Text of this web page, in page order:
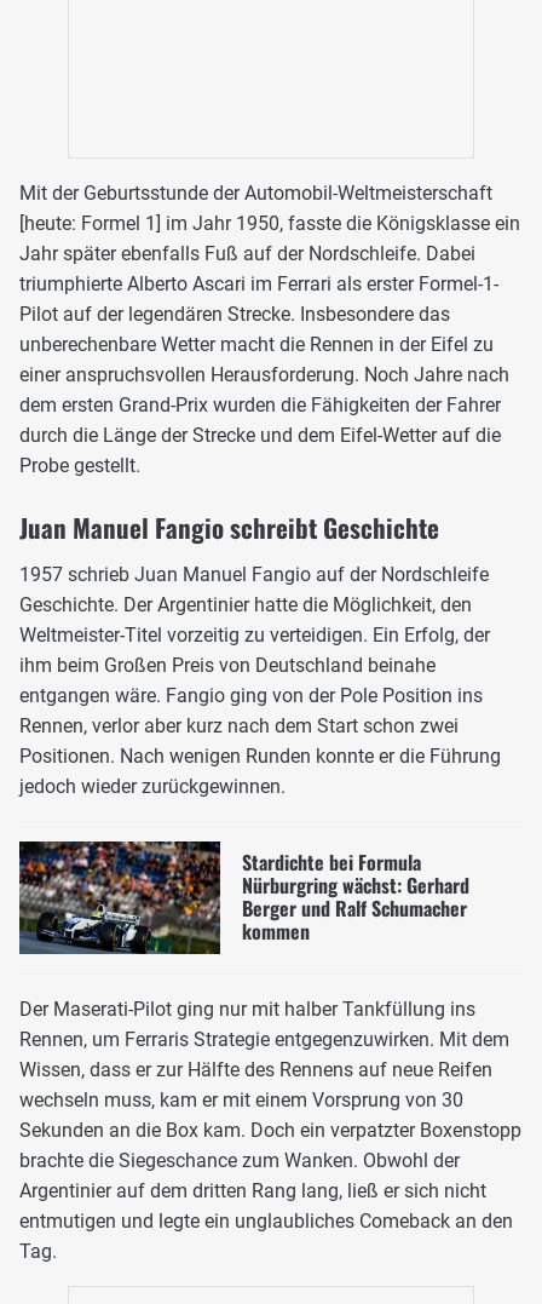
Mit der Geburtsstunde der Automobil-Weltmeisterschaft
[heute: Formel 1] im Jahr 1950, fasste die Königsklasse ein
Jahr später ebenfalls Fuß auf der Nordschleife. Dabei
triumphierte Alberto Ascari im Ferrari als erster Formel-1-
Pilot auf der legendären Strecke. Insbesondere das
unberechenbare Wetter macht die Rennen in der Eifel zu
einer anspruchsvollen Herausforderung. Noch Jahre nach
dem ersten Grand-Prix wurden die Fähigkeiten der Fahrer
durch die Länge der Strecke und dem Eifel-Wetter auf die
Probe gestellt.
Juan Manuel Fangio schreibt Geschichte
1957 schrieb Juan Manuel Fangio auf der Nordschleife
Geschichte. Der Argentinier hatte die Möglichkeit, den
Weltmeister-Titel vorzeitig zu verteidigen. Ein Erfolg, der
ihm beim Großen Preis von Deutschland beinahe
entgangen wäre. Fangio ging von der Pole Position ins
Rennen, verlor aber kurz nach dem Start schon zwei
Positionen. Nach wenigen Runden konnte er die Führung
jedoch wieder zurückgewinnen.
Stardichte bei Formula
Nürburgring wächst: Gerhard
Berger und Ralf Schumacher
kommen
Der Maserati-Pilot ging nur mit halber Tankfüllung ins
Rennen, um Ferraris Strategie entgegenzuwirken. Mit dem
Wissen, dass er zur Hälfte des Rennens auf neue Reifen
wechseln muss, kam er mit einem Vorsprung von 30
Sekunden an die Box kam. Doch ein verpatzter Boxenstopp
brachte die Siegeschance zum Wanken. Obwohl der
Argentinier auf dem dritten Rang lang, ließ er sich nicht
entmutigen und legte ein unglaubliches Comeback an den
Tag.